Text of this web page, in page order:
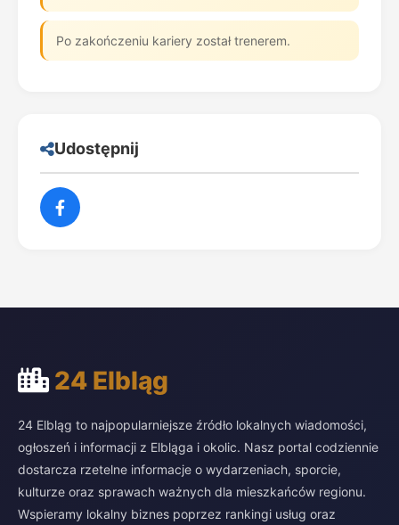
Po zakończeniu kariery został trenerem.
Udostępnij
24 Elbląg
24 Elbląg to najpopularniejsze źródło lokalnych wiadomości,
ogłoszeń i informacji z Elbląga i okolic. Nasz portal codziennie
dostarcza rzetelne informacje o wydarzeniach, sporcie,
kulturze oraz sprawach ważnych dla mieszkańców regionu.
Wspieramy lokalny biznes poprzez rankingi usług oraz